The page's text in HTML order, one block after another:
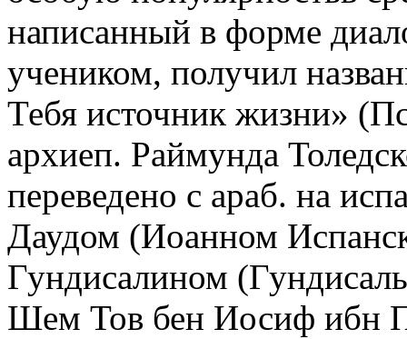
написанный в форме
учеником, получил
Тебя источник жизни»
архиеп. Раймунда
переведено с араб. на
Даудом (Иоанном
Гундисалином
Шем Тов бен Иосиф ибн